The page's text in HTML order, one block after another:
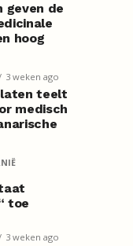
geven de
hoog
3 weken ago
teelt
medisch
toe
3 weken ago